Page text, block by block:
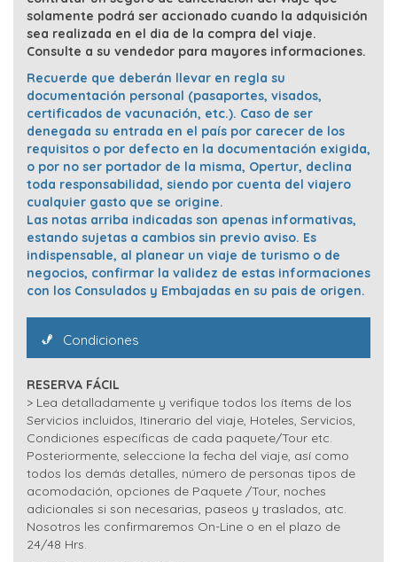
solamente podrá ser accionado cuando la adquisición
sea realizada en el dia de la compra del viaje.
Consulte a su vendedor para mayores informaciones.
Recuerde que deberán llevar en regla su
documentación personal (pasaportes, visados,
certificados de vacunación, etc.). Caso de ser
denegada su entrada en el país por carecer de los
requisitos o por defecto en la documentación exigida,
o por no ser portador de la misma, Opertur, declina
toda responsabilidad, siendo por cuenta del viajero
cualquier gasto que se origine.
Las notas arriba indicadas son apenas informativas,
estando sujetas a cambios sin previo aviso. Es
indispensable, al planear un viaje de turismo o de
negocios, confirmar la validez de estas informaciones
con los Consulados y Embajadas en su pais de origen.
Condiciones
RESERVA FÁCIL
> Lea detalladamente y verifique todos los ítems de los
Servicios incluidos, Itinerario del viaje, Hoteles, Servicios,
Condiciones específicas de cada paquete/Tour etc.
Posteriormente, seleccione la fecha del viaje, así como
todos los demás detalles, número de personas tipos de
acomodación, opciones de Paquete /Tour, noches
adicionales si son necesarias, paseos y traslados, atc.
Nosotros les confirmaremos On-Line o en el plazo de
24/48 Hrs.